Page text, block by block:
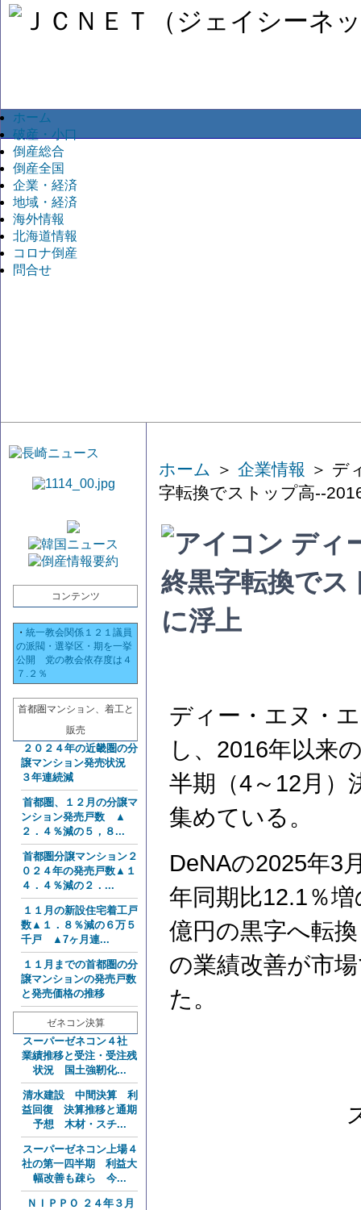
ホーム
破産・小口
倒産総合
倒産全国
企業・経済
地域・経済
海外情報
北海道情報
コロナ倒産
問合せ
コンテンツ
・ 統一教会関係１２１議員
の派閥・選挙区・期を一挙
公開 党の教会依存度は４
７.２％
首都圏マンション、着工と
販売
２０２４年の近畿圏の分
譲マンション発売状況
３年連続減
首都圏、１２月の分譲マ
ンション発売戸数 ▲
２．４％減の５，８...
首都圏分譲マンション２
０２４年の発売戸数▲１
４．４％減の２．...
１１月の新設住宅着工戸
数▲１．８％減の６万５
千戸 ▲7ヶ月連...
１１月までの首都圏の分
譲マンションの発売戸数
と発売価格の推移
ゼネコン決算
スーパーゼネコン４社
業績推移と受注・受注残
状況 国土強靭化...
清水建設 中間決算 利
益回復 決算推移と通期
予想 木材・スチ...
スーパーゼネコン上場４
社の第一四半期 利益大
幅改善も疎ら 今...
ＮＩＰＰＯ ２４年３月
ホーム ＞ 企業情報 ＞ デ
字転換でストップ高--
ディ
終黒字転換でス
に浮上
ディー・エヌ・
し、2016年以来
半期（4～12月）
集めている。
DeNAの2025年3
年同期比12.1％
億円の黒字へ転
の業績改善が市
た。